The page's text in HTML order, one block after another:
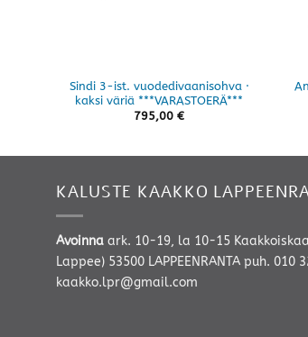
Sindi 3-ist. vuodedivaanisohva ·
kaksi väriä ***VARASTOERÄ***
795,00 €
KALUSTE KAAKKO
Avoinna ark. 10-19, la 10-15
Lappee) 53500 LAPPEENRANTA puh. 010
kaakko.lpr@gmail.com